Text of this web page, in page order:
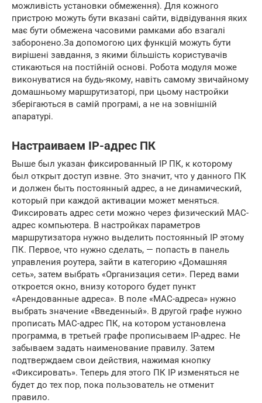
можливість установки обмеження). Для кожного
пристрою можуть бути вказані сайти, відвідування яких
має бути обмежена часовими рамками або взагалі
заборонено.За допомогою цих функцій можуть бути
вирішені завдання, з якими більшість користувачів
стикаються на постійній основі. Робота модуля може
виконуватися на будь-якому, навіть самому звичайному
домашньому маршрутизаторі, при цьому настройки
зберігаються в самій програмі, а не на зовнішній
апаратурі.
Настраиваем IP-адрес ПК
Выше был указан фиксированный IP ПК, к которому
был открыт доступ извне. Это значит, что у данного ПК
и должен быть постоянный адрес, а не динамический,
который при каждой активации может меняться.
Фиксировать адрес сети можно через физический MAC-
адрес компьютера. В настройках параметров
маршрутизатора нужно выделить постоянный IP этому
ПК. Первое, что нужно сделать, — попасть в панель
управления роутера, зайти в категорию «Домашняя
сеть», затем выбрать «Организация сети». Перед вами
откроется окно, внизу которого будет пункт
«Арендованные адреса». В поле «MAC-адреса» нужно
выбрать значение «Введенный». В другой графе нужно
прописать MAC-адрес ПК, на котором установлена
программа, в третьей графе прописываем IP-адрес. Не
забываем задать наименование правилу. Затем
подтверждаем свои действия, нажимая кнопку
«Фиксировать». Теперь для этого ПК IP изменяться не
будет до тех пор, пока пользователь не отменит
правило.